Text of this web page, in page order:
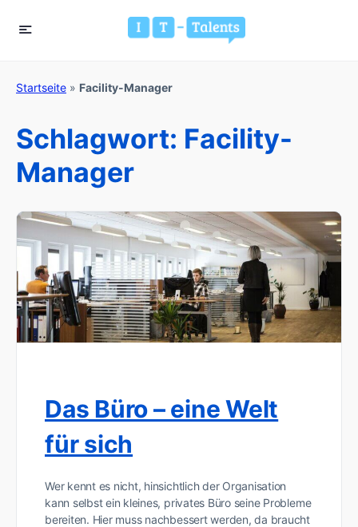
Startseite » Facility-Manager
Schlagwort: Facility-
Manager
Das Büro – eine Welt
für sich
Wer kennt es nicht, hinsichtlich der Organisation
kann selbst ein kleines, privates Büro seine Probleme
bereiten. Hier muss nachbessert werden, da braucht